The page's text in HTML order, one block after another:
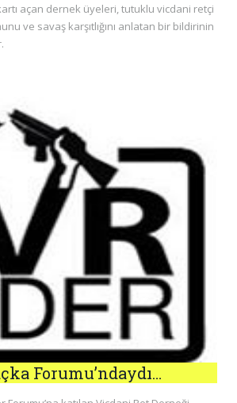
açan dernek üyeleri, tutuklu vicdani retçi
ve savaş karşıtlığını anlatan bir bildirinin
Forumu’ndaydı…